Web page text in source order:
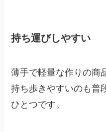
持ち運びしやすい
薄手で軽量な作りの商
持ち歩きやすいのも普
ひとつです。